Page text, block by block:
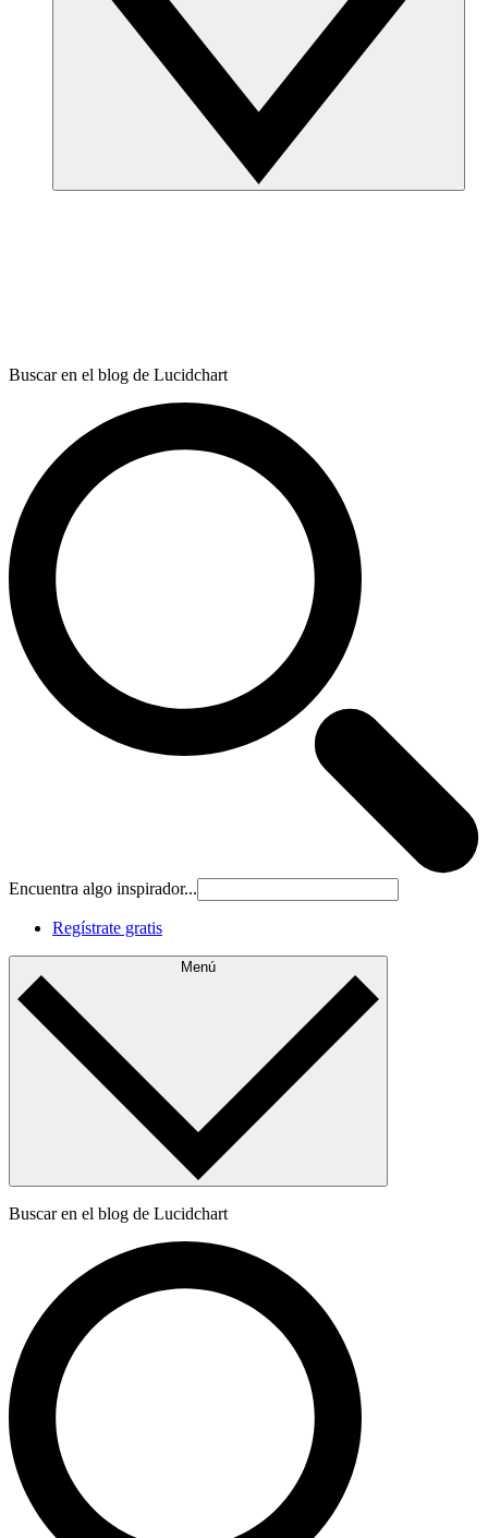
Buscar en el blog de Lucidchart
Encuentra algo inspirador...
Regístrate gratis
Menú
Buscar en el blog de Lucidchart